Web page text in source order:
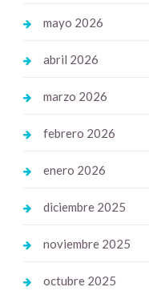
mayo 2026
abril 2026
marzo 2026
febrero 2026
enero 2026
diciembre 2025
noviembre 2025
octubre 2025